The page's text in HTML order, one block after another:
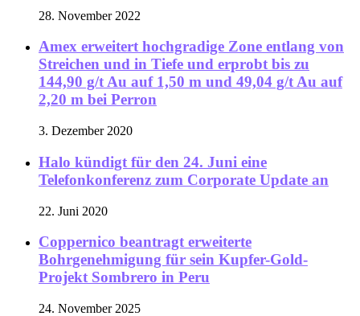
28. November 2022
Amex erweitert hochgradige Zone entlang von
Streichen und in Tiefe und erprobt bis zu
144,90 g/t Au auf 1,50 m und 49,04 g/t Au auf
2,20 m bei Perron
3. Dezember 2020
Halo kündigt für den 24. Juni eine
Telefonkonferenz zum Corporate Update an
22. Juni 2020
Coppernico beantragt erweiterte
Bohrgenehmigung für sein Kupfer-Gold-
Projekt Sombrero in Peru
24. November 2025